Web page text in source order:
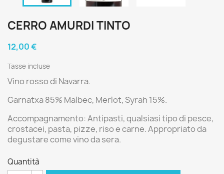
CERRO AMURDI TINTO
12,00 €
Tasse incluse
Vino rosso di Navarra.
Garnatxa 85% Malbec, Merlot, Syrah 15%.
Accompagnamento:Antipasti, qualsiasi tipo di pesce,
crostacei, pasta, pizze, riso e carne. Appropriato da
degustare come vino da sera.
Quantità